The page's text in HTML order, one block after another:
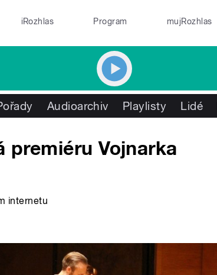
iRozhlas Program mujRozhlas
Audioarchiv Playlisty Lidé
premiéru Vojnarka
internetu